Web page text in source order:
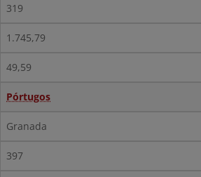
319
1.745,79
49,59
Pórtugos
Granada
397